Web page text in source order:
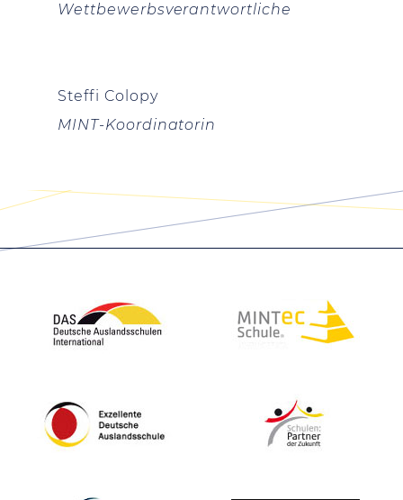
Wettbewerbsverantwortliche
Steffi Colopy
MINT-Koordinatorin